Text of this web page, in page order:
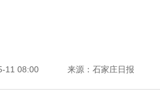
11 08:00 来源：石家庄日报